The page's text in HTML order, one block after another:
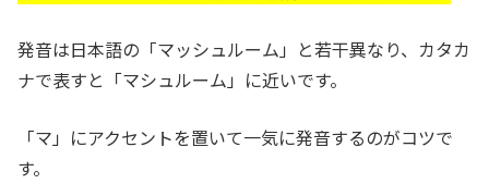
発音は日本語の「マッシュルーム」と若干異なり、カタカ
ナで表すと「マシュルーム」に近いです。
「マ」にアクセントを置いて一気に発音するのがコツで
す。